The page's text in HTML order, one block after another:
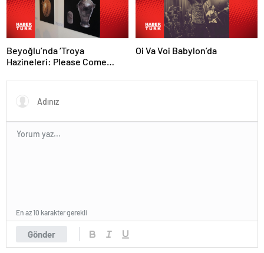
Beyoğlu’nda ‘Troya
Hazineleri: Please Come
Oi Va Voi Babylon’da
Gönder
En az 10 karakter gerekli